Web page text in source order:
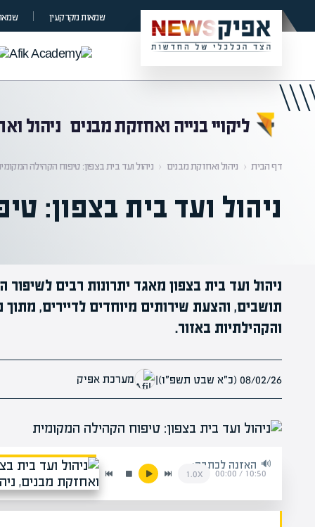
שמאות מקרקעין
ליקויי בנייה ואחזקת מבנים ניהול
דף הבית ‹ ניהול ואחזקת מבנים ‹ ניהול ועד בית בצפון: טיפוח הקהילה
ניהול ועד בית בצפון:
ניהול ועד בית בצפון מאגד יתרונות רבים
תושבים, והצעת שירותים מיוחדים לדיירים,
והקהילתיות באזור.
08/02/26 (כ״א שבט תשפ״ו) | מערכת אפיק
האזנה לכתבה:
10:50
/
00:00
1.0x